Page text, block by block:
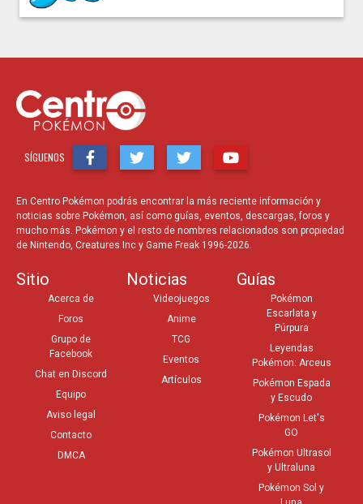
SÍGUENOS
En Centro Pokémon podrás encontrar la más reciente información y
noticias sobre Pokémon, así como guías, eventos, descargas, foros y
mucho más. Pokémon y el resto de nombres relacionados son propiedad
de Nintendo, Creatures Inc y Game Freak 1996-2026.
Sitio
Acerca de
Foros
Grupo de
Facebook
Chat en Discord
Equipo
Aviso legal
Contacto
DMCA
Noticias
Videojuegos
Anime
TCG
Eventos
Artículos
Guías
Pokémon
Escarlata y
Púrpura
Leyendas
Pokémon: Arceus
Pokémon Espada
y Escudo
Pokémon Let's
GO
Pokémon Ultrasol
y Ultraluna
Pokémon Sol y